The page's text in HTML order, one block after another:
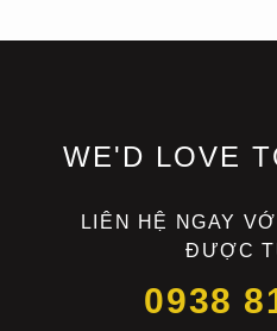
WE'D LOVE
LIÊN HỆ NGAY
ĐƯỢC
0938